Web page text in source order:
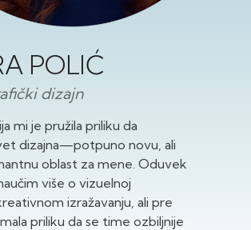
POLIĆ
dizajn
mi je pružila priliku da
dizajna—potpuno novu, ali
oblast za mene. Oduvek
više o vizuelnoj
izražavanju, ali pre
priliku da se time ozbiljnije